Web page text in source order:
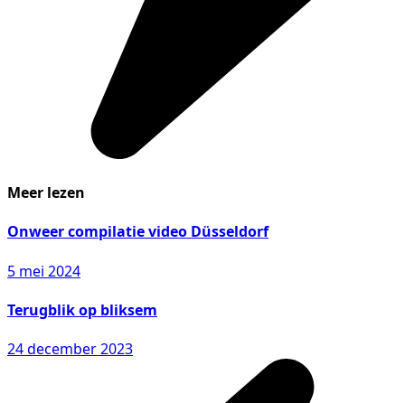
Meer lezen
Onweer compilatie video Düsseldorf
5 mei 2024
Terugblik op bliksem
24 december 2023